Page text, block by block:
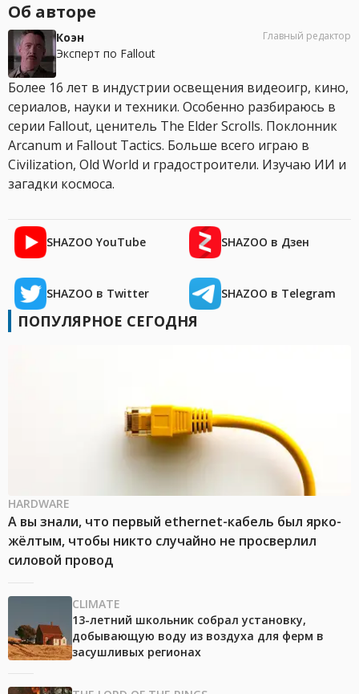
Об авторе
Коэн
Эксперт по Fallout
Главный редактор
Более 16 лет в индустрии освещения видеоигр, кино,
сериалов, науки и техники. Особенно разбираюсь в
серии Fallout, ценитель The Elder Scrolls. Поклонник
Arcanum и Fallout Tactics. Больше всего играю в
Civilization, Old World и градостроители. Изучаю ИИ и
загадки космоса.
SHAZOO YouTube SHAZOO в Дзен
SHAZOO в Twitter SHAZOO в Telegram
ПОПУЛЯРНОЕ СЕГОДНЯ
HARDWARE
А вы знали, что первый ethernet-кабель был ярко-
жёлтым, чтобы никто случайно не просверлил
силовой провод
CLIMATE
13-летний школьник собрал установку,
добывающую воду из воздуха для ферм в
засушливых регионах